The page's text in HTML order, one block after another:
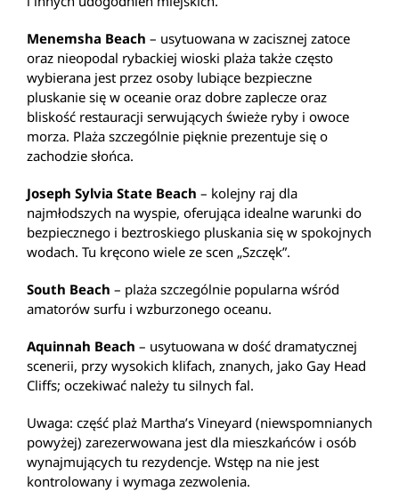
Menemsha Beach – usytuowana w zacisznej zatoce
oraz nieopodal rybackiej wioski plaża także często
wybierana jest przez osoby lubiące bezpieczne
pluskanie się w oceanie oraz dobre zaplecze oraz
bliskość restauracji serwujących świeże ryby i owoce
morza. Plaża szczególnie pięknie prezentuje się o
zachodzie słońca.
Joseph Sylvia State Beach – kolejny raj dla
najmłodszych na wyspie, oferująca idealne warunki do
bezpiecznego i beztroskiego pluskania się w spokojnych
wodach. Tu kręcono wiele ze scen „Szczęk”.
South Beach – plaża szczególnie popularna wśród
amatorów surfu i wzburzonego oceanu.
Aquinnah Beach – usytuowana w dość dramatycznej
scenerii, przy wysokich klifach, znanych, jako Gay Head
Cliffs; oczekiwać należy tu silnych fal.
Uwaga: część plaż Martha’s Vineyard (niewspomnianych
powyżej) zarezerwowana jest dla mieszkańców i osób
wynajmujących tu rezydencje. Wstęp na nie jest
kontrolowany i wymaga zezwolenia.